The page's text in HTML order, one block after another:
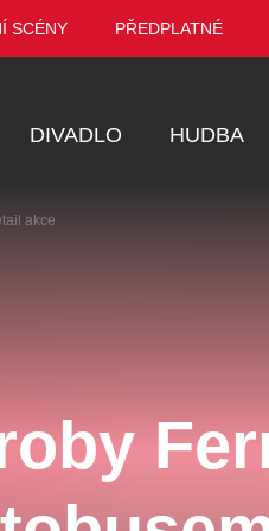
SCÉNY PŘEDPLATNÉ
DIVADLO HUDBA
akce